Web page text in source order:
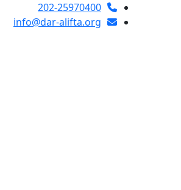
202-25970400
info@dar-alifta.org